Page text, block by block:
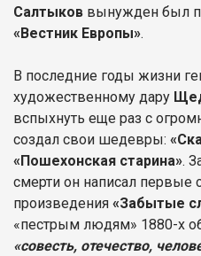
Салтыков вынужден был
«Вестник Европы».
В последние годы жизни
художественному дару
вспыхнуть еще раз с
создал свои шедевры:
«Пошехонская старина».
смерти он написал первые
произведения «Забытые
«пестрым людям» 1880-х
«совесть, отечество,